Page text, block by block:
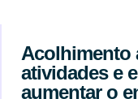
Acolhimento
atividades e
aumentar o